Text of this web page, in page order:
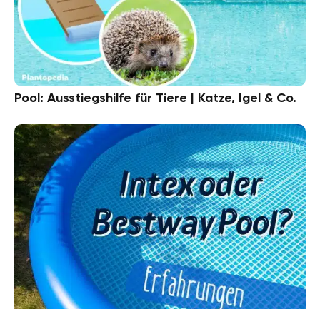
Pool: Ausstiegshilfe für Tiere | Katze, Igel & Co.